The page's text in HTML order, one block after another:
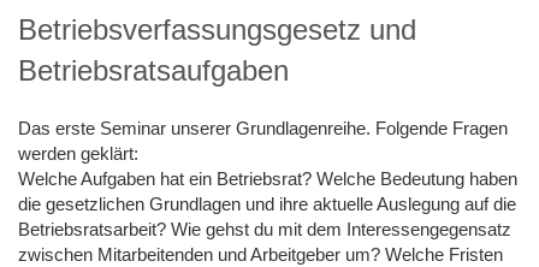
Betriebsverfassungsgesetz und
Betriebsratsaufgaben
Das erste Seminar unserer Grundlagenreihe. Folgende Fragen
werden geklärt:
Welche Aufgaben hat ein Betriebsrat? Welche Bedeutung haben
die gesetzlichen Grundlagen und ihre aktuelle Auslegung auf die
Betriebsratsarbeit? Wie gehst du mit dem Interessengegensatz
zwischen Mitarbeitenden und Arbeitgeber um? Welche Fristen